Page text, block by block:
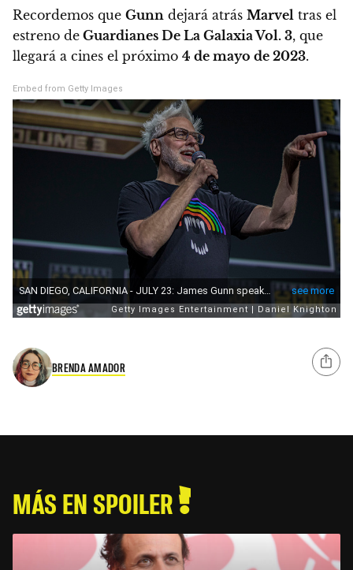
Recordemos que Gunn dejará atrás Marvel tras el
estreno de Guardianes De La Galaxia Vol. 3, que
llegará a cines el próximo 4 de mayo de 2023.
Embed from Getty Images
BRENDA AMADOR
MÁS EN SPOILER